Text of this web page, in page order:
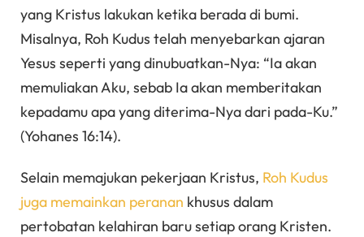
yang Kristus lakukan ketika berada di bumi.
Misalnya, Roh Kudus telah menyebarkan ajaran
Yesus seperti yang dinubuatkan-Nya: “Ia akan
memuliakan Aku, sebab Ia akan memberitakan
kepadamu apa yang diterima-Nya dari pada-Ku.”
(Yohanes 16:14).
Selain memajukan pekerjaan Kristus, Roh Kudus
juga memainkan peranan khusus dalam
pertobatan kelahiran baru setiap orang Kristen.